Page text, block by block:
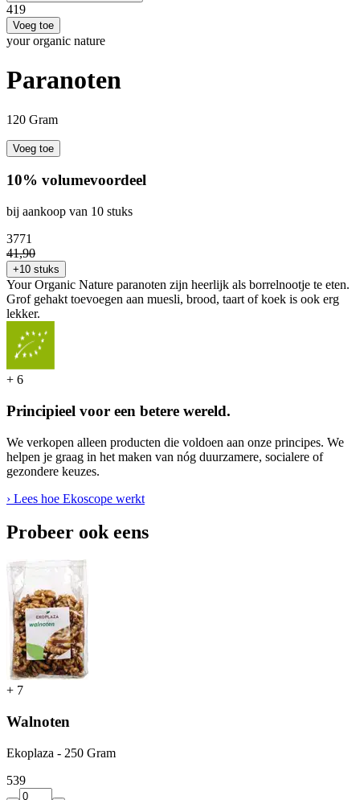
419
Voeg toe
your organic nature
Paranoten
120 Gram
Voeg toe
10% volumevoordeel
bij aankoop van 10 stuks
3771
41,90
+10 stuks
Your Organic Nature paranoten zijn heerlijk als borrelnootje te eten.
Grof gehakt toevoegen aan muesli, brood, taart of koek is ook erg
lekker.
+ 6
Principieel voor een betere wereld.
We verkopen alleen producten die voldoen aan onze principes. We
helpen je graag in het maken van nóg duurzamere, socialere of
gezondere keuzes.
› Lees hoe Ekoscope werkt
Probeer ook eens
+ 7
Walnoten
Ekoplaza - 250 Gram
539